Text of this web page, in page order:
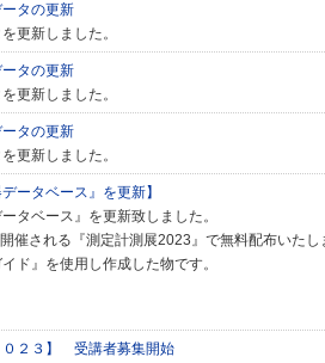
ータの更新
更新しました。
ータの更新
更新しました。
ータの更新
更新しました。
ータベース』を更新】
タベース』を更新致しました。
催される『測定計測展2023』で無料配布いたし
ド』を使用し作成した物です。
０２３】 受講者募集開始